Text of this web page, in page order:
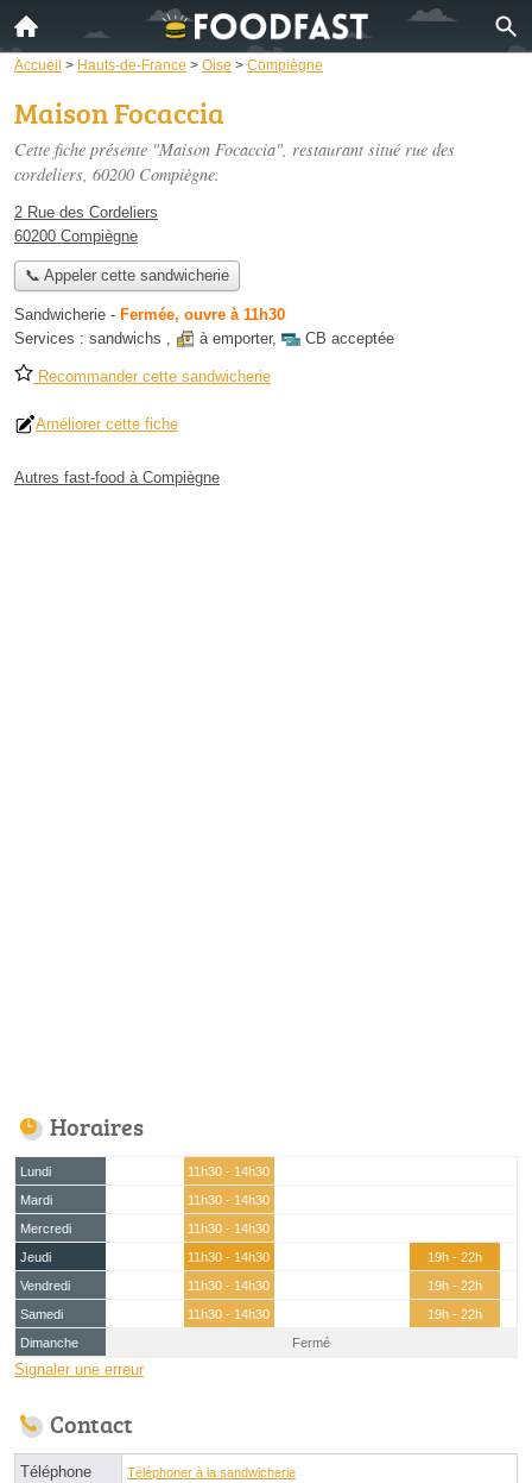
Accueil > Hauts-de-France > Oise > Compiègne
Maison Focaccia
Cette fiche présente "Maison Focaccia", restaurant situé rue des
cordeliers, 60200 Compiègne.
2 Rue des Cordeliers
60200 Compiègne
📞 Appeler cette sandwicherie
Sandwicherie - Fermée, ouvre à 11h30
Services : sandwichs , à emporter, CB acceptée
Recommander cette sandwicherie
Améliorer cette fiche
Autres fast-food à Compiègne
Horaires
Lundi
11h30 - 14h30
Mardi
11h30 - 14h30
Mercredi
11h30 - 14h30
Jeudi
11h30 - 14h30
19h - 22h
Vendredi
11h30 - 14h30
19h - 22h
Samedi
11h30 - 14h30
19h - 22h
Dimanche
Fermé
Signaler une erreur
Contact
Téléphone Téléphoner à la sandwicherie